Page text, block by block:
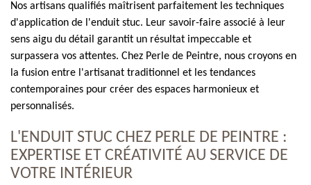
Nos artisans qualifiés maîtrisent parfaitement les techniques
d'application de l'enduit stuc. Leur savoir-faire associé à leur
sens aigu du détail garantit un résultat impeccable et
surpassera vos attentes. Chez Perle de Peintre, nous croyons en
la fusion entre l'artisanat traditionnel et les tendances
contemporaines pour créer des espaces harmonieux et
personnalisés.
L'ENDUIT STUC CHEZ PERLE DE PEINTRE :
EXPERTISE ET CRÉATIVITÉ AU SERVICE DE
VOTRE INTÉRIEUR